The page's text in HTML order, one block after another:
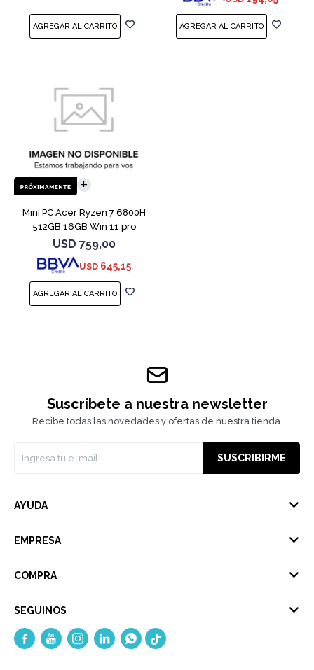
Mini PC Acer Ryzen 7 6800H
512GB 16GB Win 11 pro
USD 759,00
USD 645,15
Suscríbete a nuestra newsletter
Recibe todas las novedades y ofertas de nuestra tienda.
SUSCRIBIRME
AYUDA
EMPRESA
COMPRA
SEGUINOS
    